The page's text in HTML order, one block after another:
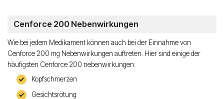
Cenforce 200 Nebenwirkungen
Wie bei jedem Medikament können auch bei der Einnahme von
Cenforce 200 mg Nebenwirkungen auftreten. Hier sind einige der
häufigsten Cenforce 200 nebenwirkungen:
Kopfschmerzen
Gesichtsrötung